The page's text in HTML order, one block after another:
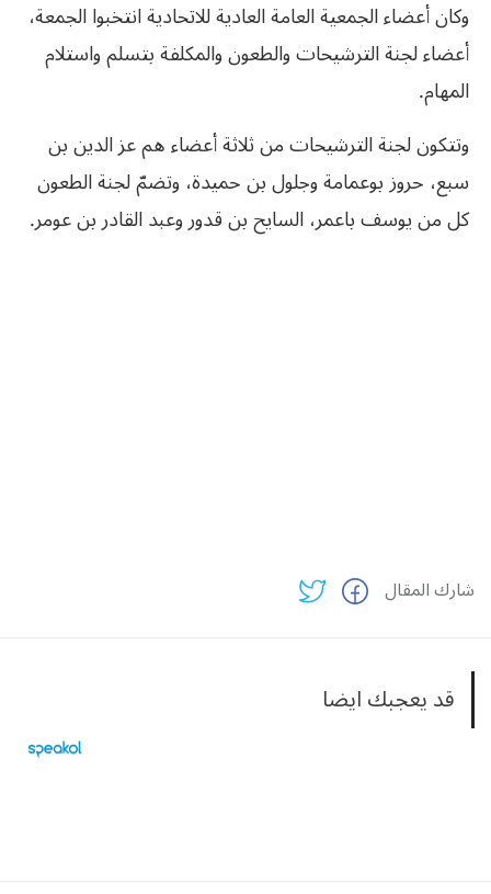
وكان أعضاء الجمعية العامة العادية للاتحادية انتخبوا الجمعة،
أعضاء لجنة الترشيحات والطعون والمكلفة بتسلم واستلام
المهام.
وتتكون لجنة الترشيحات من ثلاثة أعضاء هم عز الدين بن
سبع، حروز بوعمامة وجلول بن حميدة، وتضمّ لجنة الطعون
كل من يوسف باعمر، السايح بن قدور وعبد القادر بن عومر.
شارك المقال
قد يعجبك ايضا